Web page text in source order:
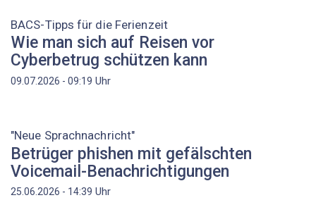
BACS-Tipps für die Ferienzeit
Wie man sich auf Reisen vor
Cyberbetrug schützen kann
09.07.2026 - 09:19 Uhr
"Neue Sprachnachricht"
Betrüger phishen mit gefälschten
Voicemail-Benachrichtigungen
25.06.2026 - 14:39 Uhr